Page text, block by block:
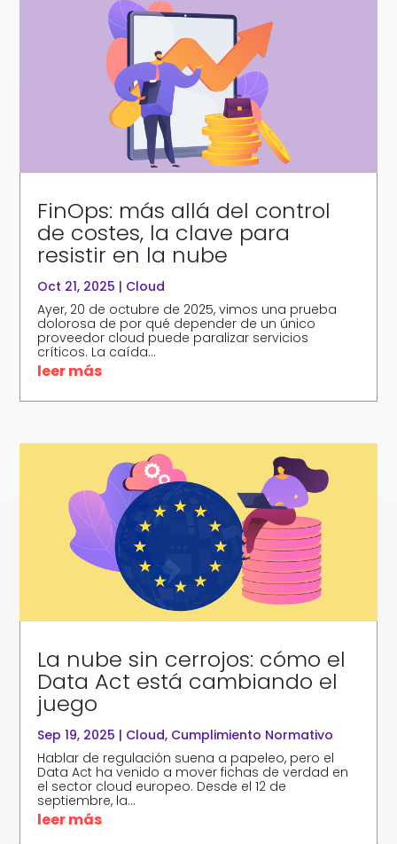
FinOps: más allá del control
de costes, la clave para
resistir en la nube
Oct 21, 2025 | Cloud
Ayer, 20 de octubre de 2025, vimos una prueba
dolorosa de por qué depender de un único
proveedor cloud puede paralizar servicios
críticos. La caída...
leer más
La nube sin cerrojos: cómo el
Data Act está cambiando el
juego
Sep 19, 2025 | Cloud, Cumplimiento Normativo
Hablar de regulación suena a papeleo, pero el
Data Act ha venido a mover fichas de verdad en
el sector cloud europeo. Desde el 12 de
septiembre, la...
leer más